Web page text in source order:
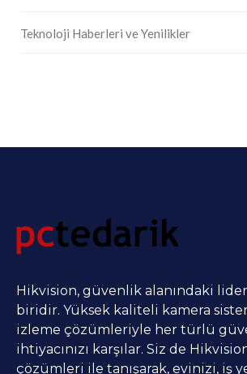
Teknoloji Haberleri ve Yenilikler
Hikvision, güvenlik alanındaki
biridir. Yüksek kaliteli kamera
izleme çözümleriyle her türlü
ihtiyacınızı karşılar. Siz de
çözümleri ile tanışarak, evinizi, iş